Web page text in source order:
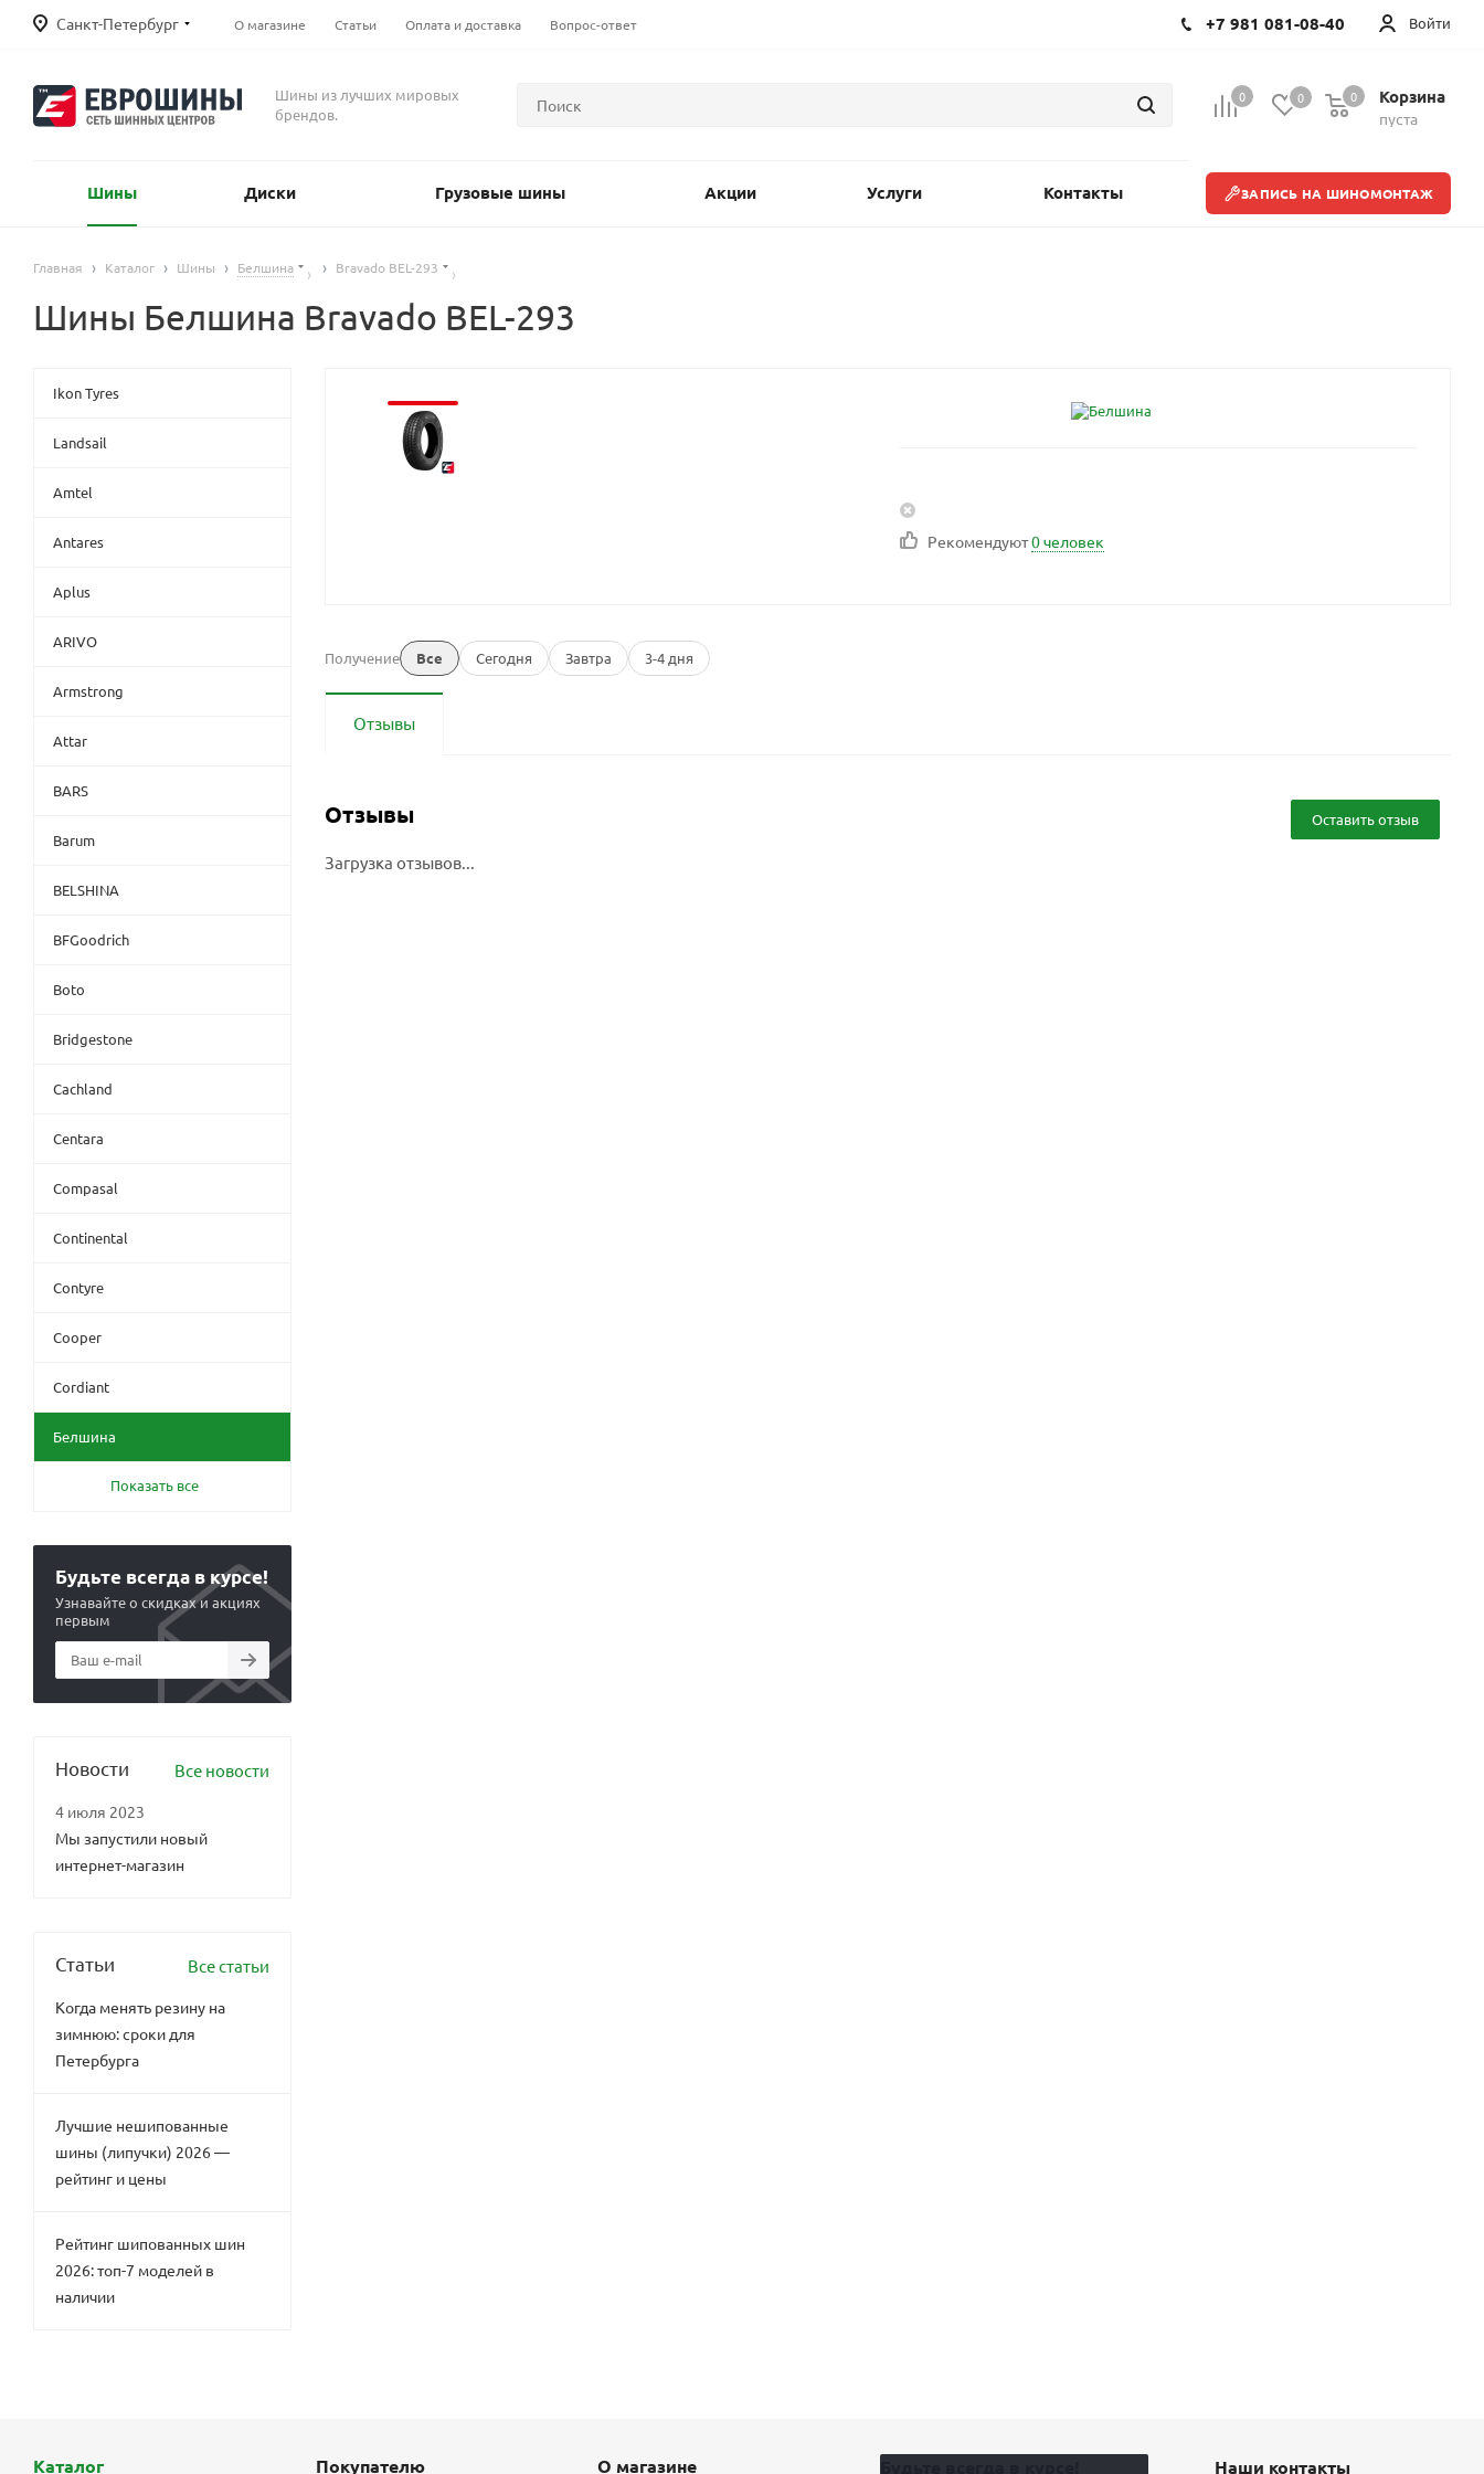
Санкт-Петербург О магазине Статьи Оплата и доставка Вопрос-ответ Войти
+7 981 081-08-40
Шины из лучших мировых
брендов.
0 0 Корзина
пуста
0
Шины Диски Грузовые шины Акции Услуги Контакты ЗАПИСЬ НА ШИНОМОНТАЖ
Главная Каталог Шины Белшина Bravado BEL-293
Шины Белшина Bravado BEL-293
Рекомендуют0 человек
Получение Все Сегодня Завтра 3-4 дня
Отзывы
Отзывы Оставить отзыв
Загрузка отзывов...
Ikon Tyres
Landsail
Amtel
Antares
Aplus
ARIVO
Armstrong
Attar
BARS
Barum
BELSHINA
BFGoodrich
Boto
Bridgestone
Cachland
Centara
Compasal
Continental
Contyre
Cooper
Cordiant
Белшина
Показать все
Будьте всегда в курсе!
Узнавайте о скидках и акциях
первым
Новости Все новости
4 июля 2023
Мы запустили новый
интернет-магазин
Статьи Все статьи
Когда менять резину на
зимнюю: сроки для
Петербурга
Лучшие нешипованные
шины (липучки) 2026 —
рейтинг и цены
Рейтинг шипованных шин
2026: топ-7 моделей в
наличии
Каталог Покупателю О магазине Наши контакты